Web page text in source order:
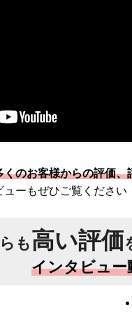
くのお客様からの評価、
ーもぜひご覧ください
も高い評価
インタビュー